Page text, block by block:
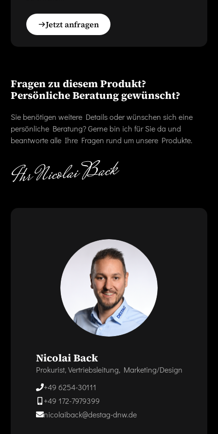
Jetzt anfragen
Fragen zu diesem Produkt?
Persönliche Beratung gewünscht?
Sie benötigen weitere Details oder wünschen sich eine
persönliche Beratung? Gerne bin ich für Sie da und
beantworte alle Ihre Fragen rund um unsere Produkte.
Nicolai Back
Prokurist, Vertriebsleitung, Marketing/Design
+49 6254-30111
+49 172-7979399
nicolaiback@destag-dnw.de